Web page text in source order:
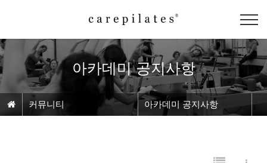
아카데미 공지사항
커뮤니티 아카데미 공지사항